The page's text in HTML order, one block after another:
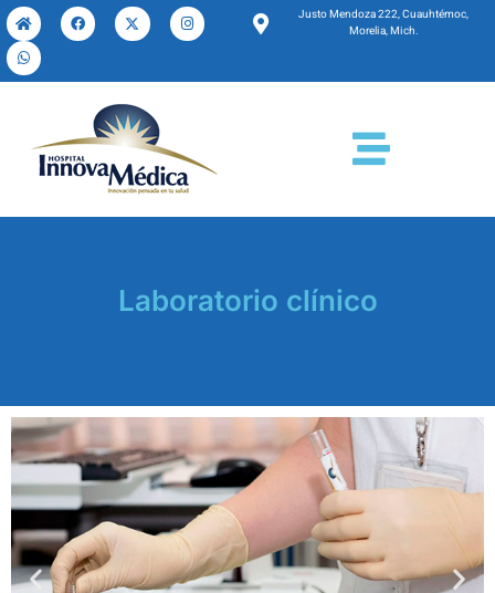
Justo Mendoza 222, Cuauhtémoc,
Morelia, Mich.
Laboratorio clínico